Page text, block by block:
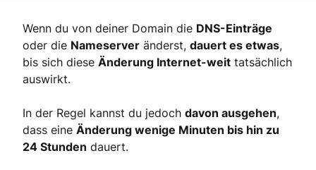
Wenn du von deiner Domain die DNS-Einträge
oder die Nameserver änderst, dauert es etwas,
bis sich diese Änderung Internet-weit tatsächlich
auswirkt.
In der Regel kannst du jedoch davon ausgehen,
dass eine Änderung wenige Minuten bis hin zu
24 Stunden dauert.